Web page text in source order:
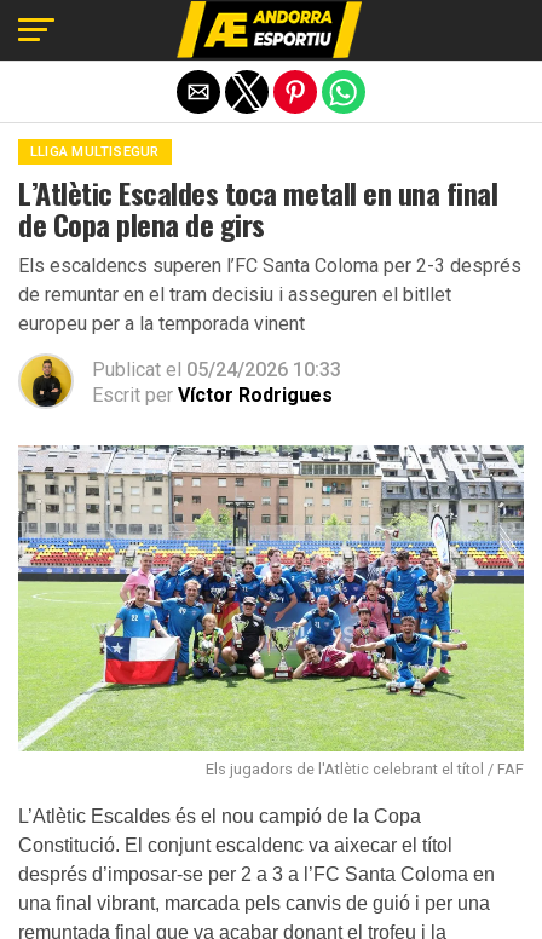
LLIGA MULTISEGUR
L’Atlètic Escaldes toca metall en una final
de Copa plena de girs
Els escaldencs superen l’FC Santa Coloma per 2-3 després
de remuntar en el tram decisiu i asseguren el bitllet
europeu per a la temporada vinent
Publicat el 05/24/2026 10:33
Escrit per Víctor Rodrigues
Els jugadors de l'Atlètic celebrant el títol / FAF
L’Atlètic Escaldes és el nou campió de la Copa
Constitució. El conjunt escaldenc va aixecar el títol
després d’imposar-se per 2 a 3 a l’FC Santa Coloma en
una final vibrant, marcada pels canvis de guió i per una
remuntada final que va acabar donant el trofeu i la
Exit mobile version